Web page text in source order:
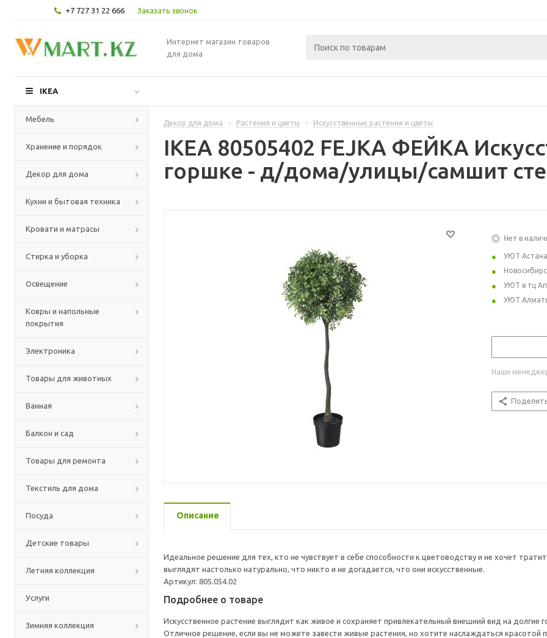
+7 727 31 22 666 Заказать звонок
Интернет магазин товаров
для дома
IKEA
Мебель
Хранение и порядок
Декор для дома
Кухни и бытовая техника
Кровати и матрасы
Стирка и уборка
Освещение
Ковры и напольные
покрытия
Электроника
Товары для животных
Ванная
Балкон и сад
Товары для ремонта
Текстиль для дома
Посуда
Детские товары
Летняя коллекция
Услуги
Зимняя коллекция
Декор для дома - Растения и цветы - Искусственные растения и цветы
IKEA 80505402 FEJKA ФЕЙКА
горшке - д/дома/улицы/самшит
Нет в
УЮТ Астана
УЮТ в тц
УЮТ
Наши
Описание
Идеальное решение для тех, кто не чувствует в себе способности к цветоводству и не хочет
выглядят настолько натурально, что никто и не догадается, что они искусственные.
Артикул: 805.054.02
Подробнее о товаре
Искусственное растение выглядит как живое и сохраняет привлекательный внешний вид на долгие
Отличное решение, если вы не можете завести живые растения, но хотите наслаждаться красотой